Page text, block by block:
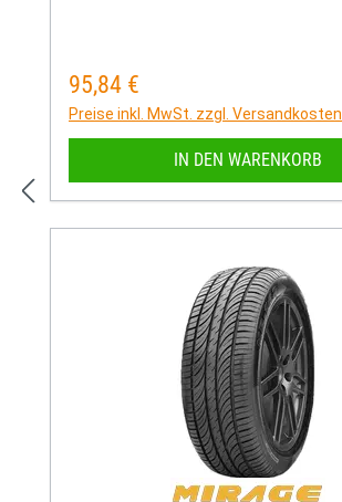
Regulärer Preis:
95,84 €
Preise inkl. MwSt. zzgl. Versandkosten
IN DEN WARENKORB